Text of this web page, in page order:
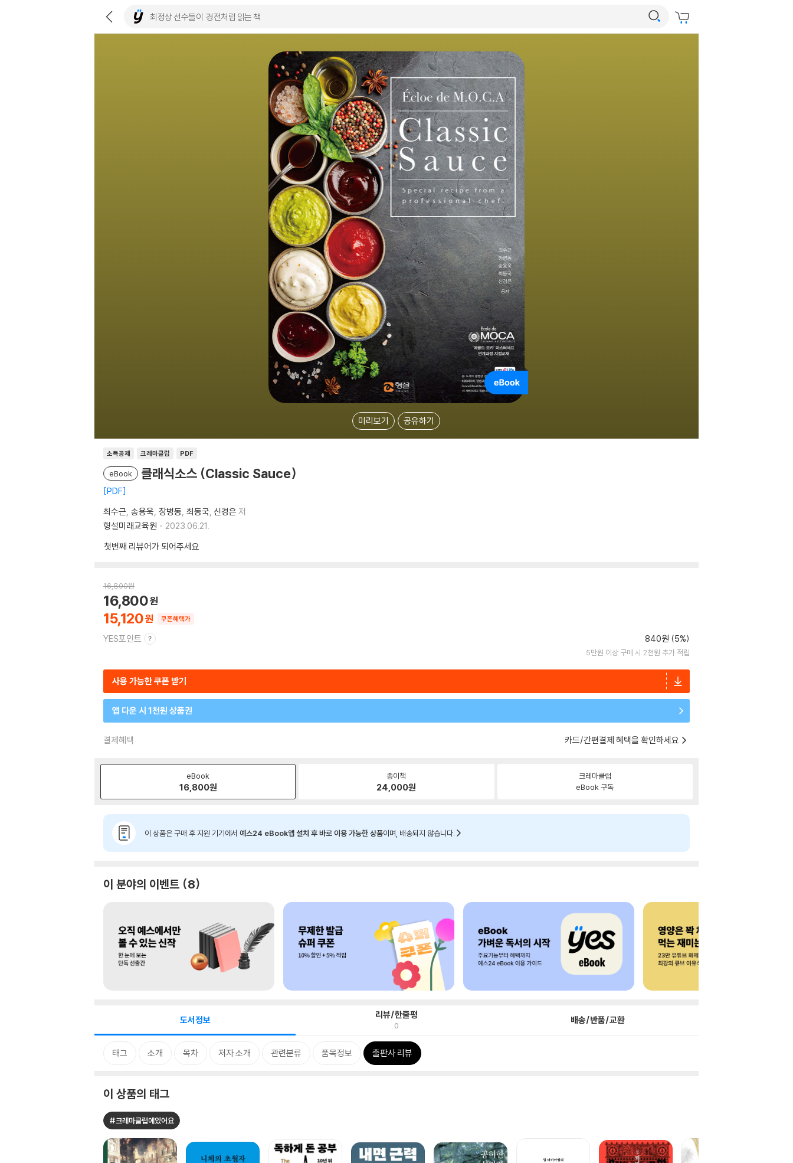
미리보기 공유하기
소득공제 크레마클럽 PDF
eBook 클래식소스 (Classic Sauce)
PDF
최수근 송용욱 장병동 최동국 신경은 저
형설미래교육원
2023.06.21.
첫번째 리뷰어가 되어주세요
16,800원
15,120
16,800
쿠폰혜택가
YES포인트 840원 (5%)
5만원 이상 구매 시 2천원 추가 적립
사용 가능한 쿠폰 받기
앱 다운 시 1천원 상품권
결제혜택 카드/간편결제 혜택을 확인하세요
eBook
16,800원
종이책
24,000원
크레마클럽
eBook 구독
이 상품은 구매 후 지원 기기에서 예스24 eBook앱 설치 후 바로 이용 가능한 상품이며, 배송되지 않습니다.
이 분야의 이벤트 8
도서정보 리뷰/한줄평
0 배송/반품/교환
태그 소개 목차 저자 소개 관련분류 품목정보 출판사 리뷰
이 상품의 태그
#크레마클럽에있어요